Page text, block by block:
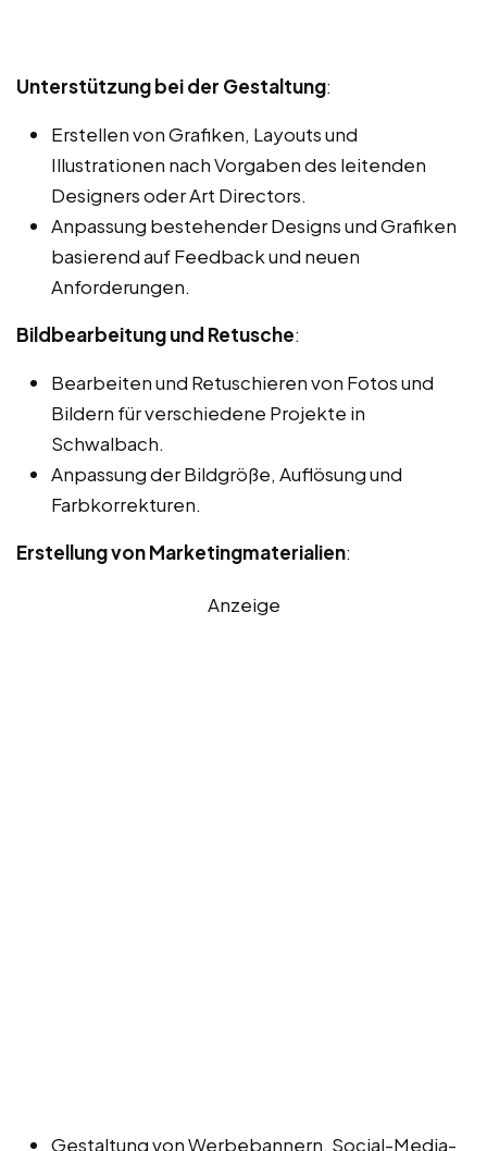
Unterstützung bei der Gestaltung:
Erstellen von Grafiken, Layouts und
Illustrationen nach Vorgaben des leitenden
Designers oder Art Directors.
Anpassung bestehender Designs und Grafiken
basierend auf Feedback und neuen
Anforderungen.
Bildbearbeitung und Retusche:
Bearbeiten und Retuschieren von Fotos und
Bildern für verschiedene Projekte in
Schwalbach.
Anpassung der Bildgröße, Auflösung und
Farbkorrekturen.
Erstellung von Marketingmaterialien:
Anzeige
Gestaltung von Werbebannern, Social-Media-